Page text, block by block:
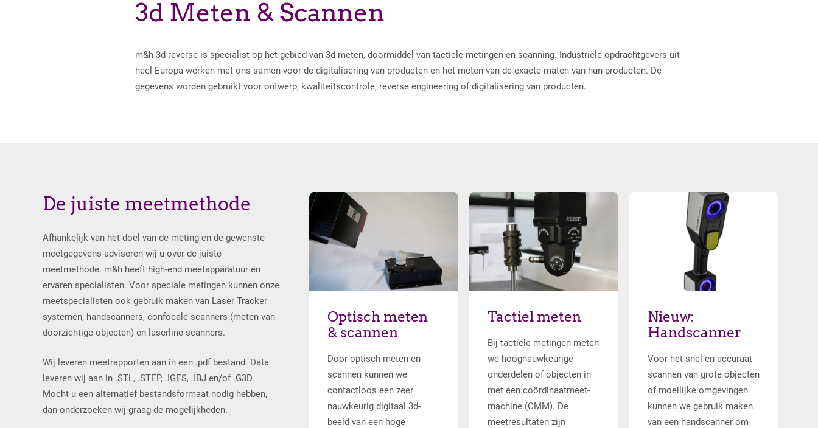
3d Meten & Scannen
m&h 3d reverse is specialist op het gebied van 3d meten, doormiddel van tactiele metingen en scanning. Industriële opdrachtgevers uit
heel Europa werken met ons samen voor de digitalisering van producten en het meten van de exacte maten van hun producten. De
gegevens worden gebruikt voor ontwerp, kwaliteitscontrole, reverse engineering of digitalisering van producten.
De juiste meetmethode
Afhankelijk van het doel van de meting en de gewenste
meetgegevens adviseren wij u over de juiste
meetmethode. m&h heeft high-end meetapparatuur en
ervaren specialisten. Voor speciale metingen kunnen onze
meetspecialisten ook gebruik maken van Laser Tracker
systemen, handscanners, confocale scanners (meten van
doorzichtige objecten) en laserline scanners.
Wij leveren meetrapporten aan in een .pdf bestand. Data
leveren wij aan in .STL, .STEP, .IGES, .IBJ en/of .G3D.
Mocht u een alternatief bestandsformaat nodig hebben,
dan onderzoeken wij graag de mogelijkheden.
Lees meer
Optisch meten
& scannen
Door optisch meten en
scannen kunnen we
contactloos een zeer
nauwkeurig digitaal 3d-
beeld van een hoge
Lees meer
Tactiel meten
Bij tactiele metingen meten
we hoognauwkeurige
onderdelen of objecten in
met een coördinaatmeet­
machine (CMM). De
meetresultaten zijn
Lees meer
Nieuw:
Handscanner
Voor het snel en accuraat
scannen van grote objecten
of moeilijke omgevingen
kunnen we gebruik maken
van een handscanner om